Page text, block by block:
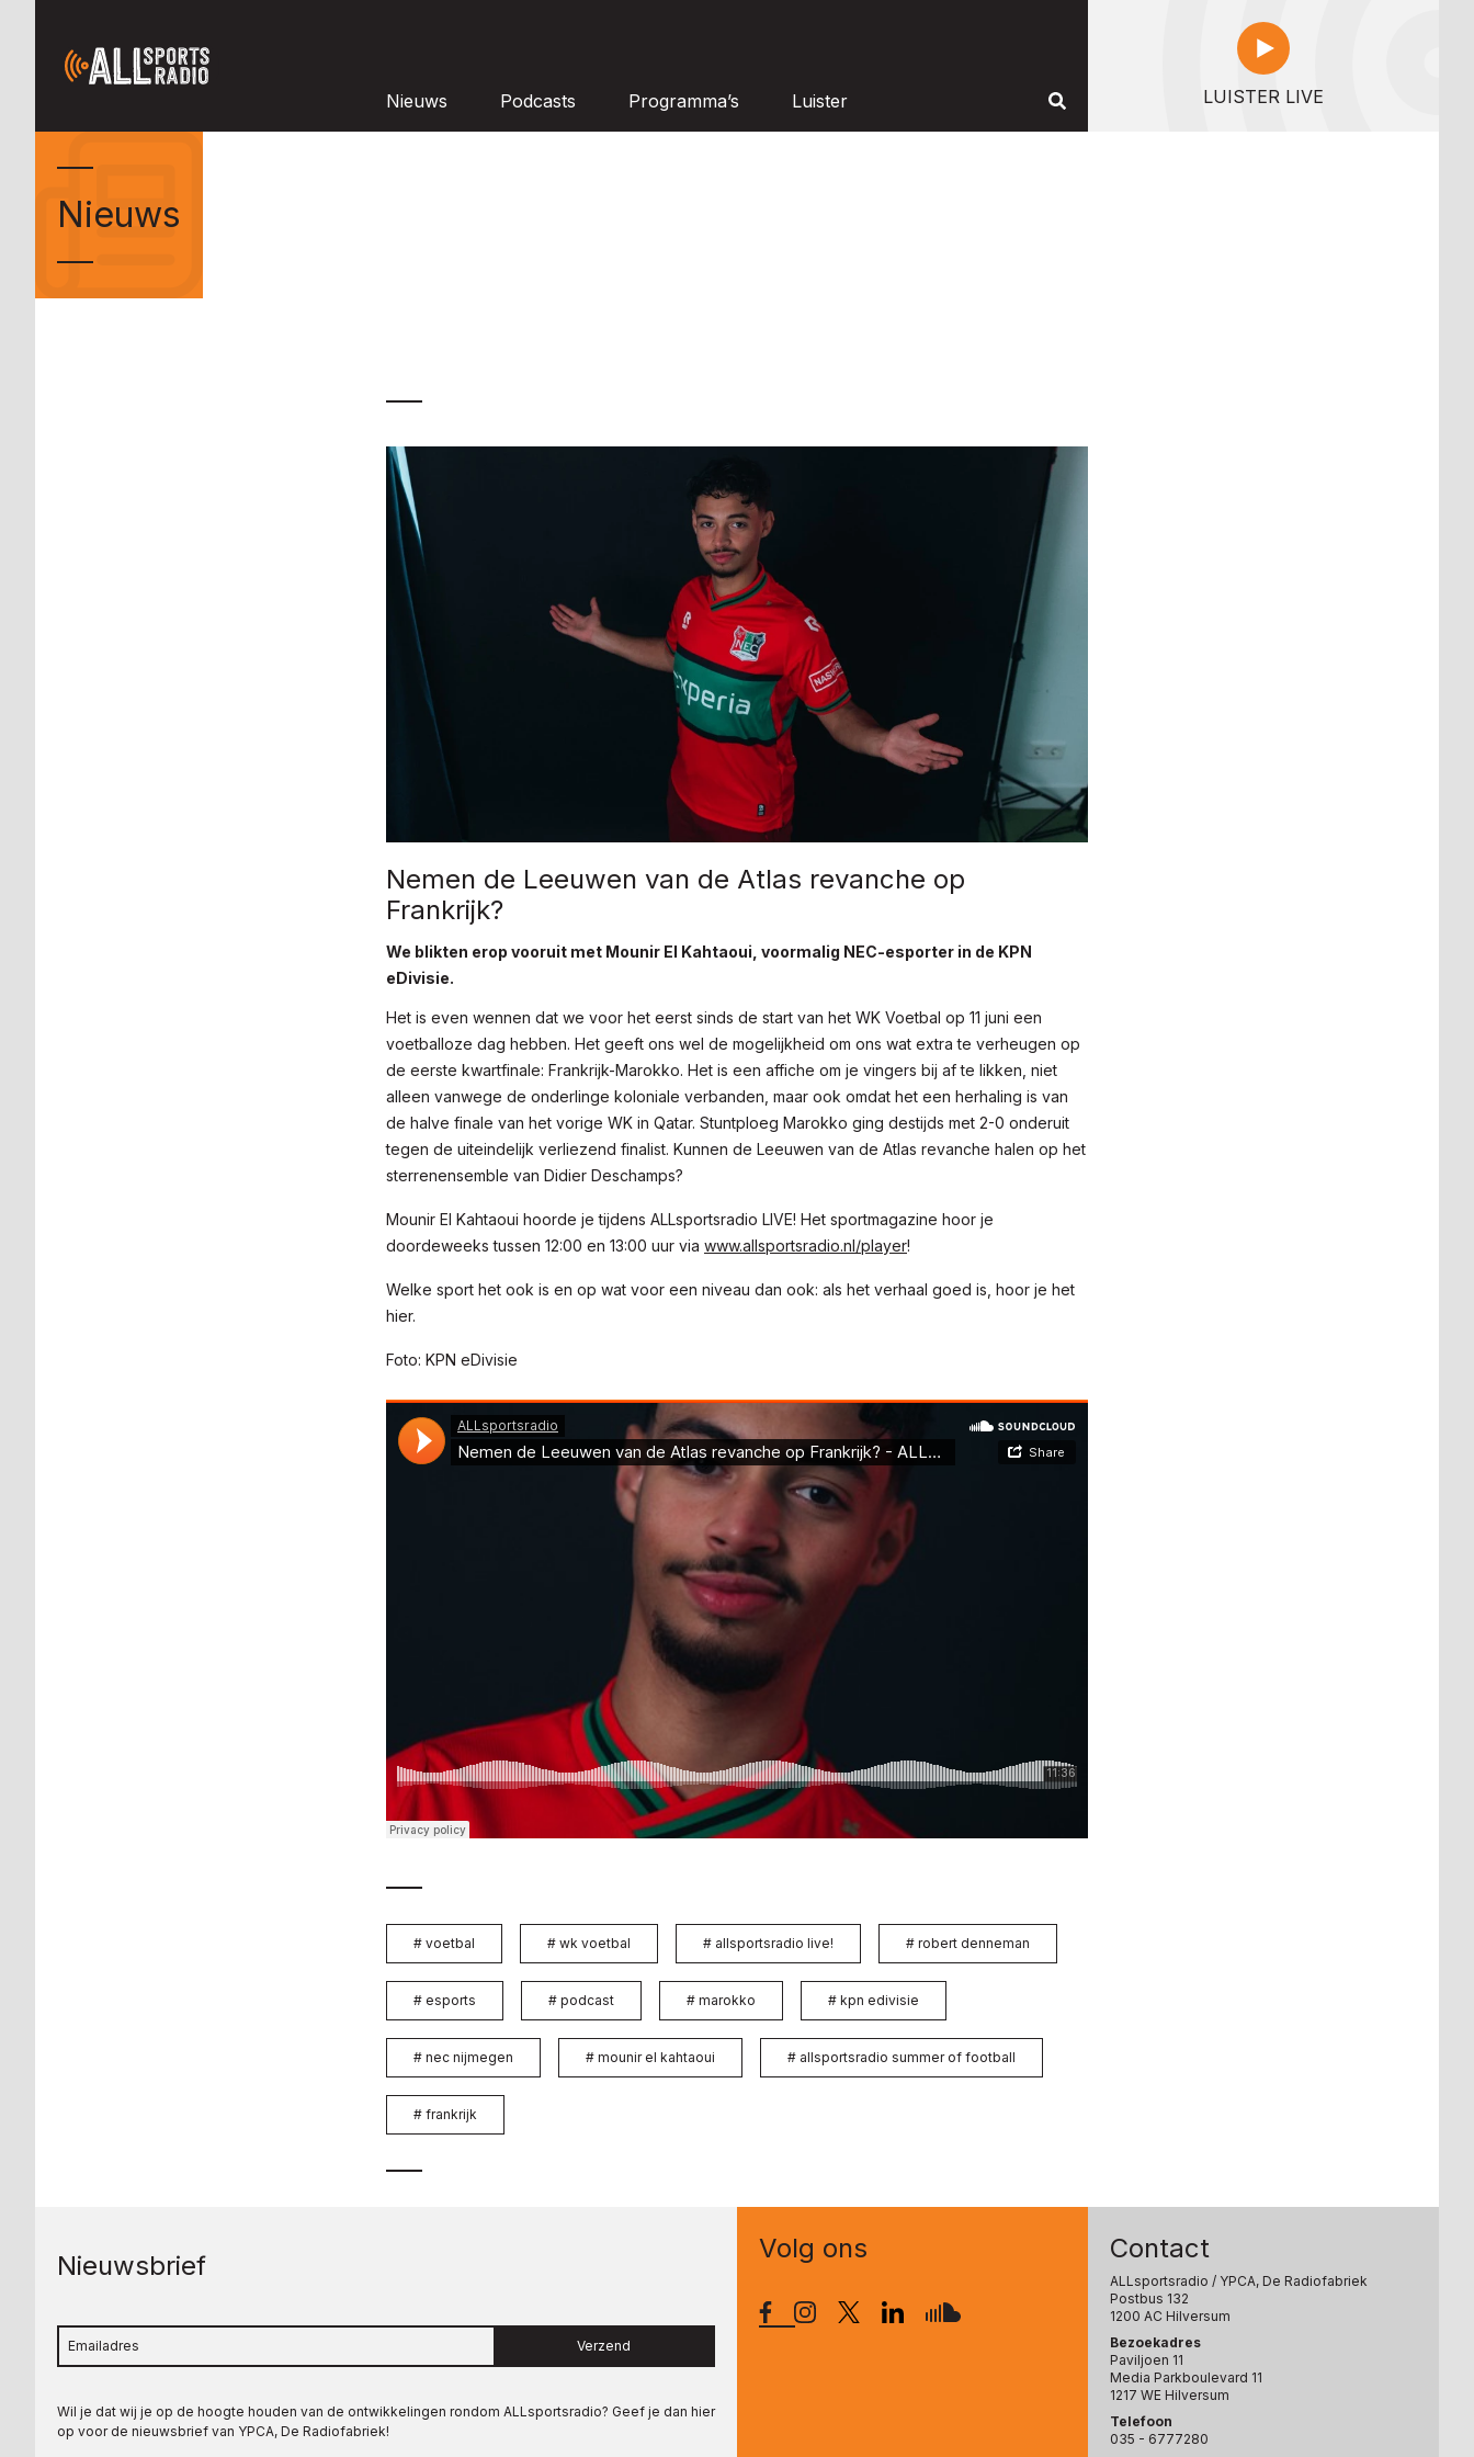
Nieuws Podcasts Programma’s Luister LUISTER LIVE
Nieuws
Nemen de Leeuwen van de Atlas revanche op
Frankrijk?
We blikten erop vooruit met Mounir El Kahtaoui, voormalig NEC-esporter in de KPN
eDivisie.
Het is even wennen dat we voor het eerst sinds de start van het WK Voetbal op 11 juni een
voetballoze dag hebben. Het geeft ons wel de mogelijkheid om ons wat extra te verheugen op
de eerste kwartfinale: Frankrijk-Marokko. Het is een affiche om je vingers bij af te likken, niet
alleen vanwege de onderlinge koloniale verbanden, maar ook omdat het een herhaling is van
de halve finale van het vorige WK in Qatar. Stuntploeg Marokko ging destijds met 2-0 onderuit
tegen de uiteindelijk verliezend finalist. Kunnen de Leeuwen van de Atlas revanche halen op het
sterrenensemble van Didier Deschamps?
Mounir El Kahtaoui hoorde je tijdens ALLsportsradio LIVE! Het sportmagazine hoor je
doordeweeks tussen 12:00 en 13:00 uur via www.allsportsradio.nl/player!
Welke sport het ook is en op wat voor een niveau dan ook: als het verhaal goed is, hoor je het
hier.
Foto: KPN eDivisie
# voetbal # wk voetbal # allsportsradio live! # robert denneman
# esports # podcast # marokko # kpn edivisie
# nec nijmegen # mounir el kahtaoui # allsportsradio summer of football
# frankrijk
Nieuwsbrief
Verzend
Wil je dat wij je op de hoogte houden van de ontwikkelingen rondom ALLsportsradio? Geef je dan hier
op voor de nieuwsbrief van YPCA, De Radiofabriek!
Volg ons Contact
ALLsportsradio / YPCA, De Radiofabriek
Postbus 132
1200 AC Hilversum
Bezoekadres
Paviljoen 11
Media Parkboulevard 11
1217 WE Hilversum
Telefoon
035 - 6777280